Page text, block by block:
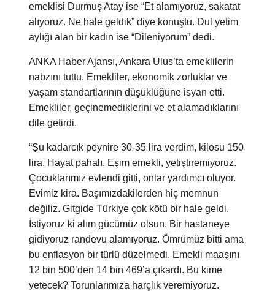
emeklisi Durmuş Atay ise “Et alamıyoruz, sakatat
alıyoruz. Ne hale geldik” diye konuştu. Dul yetim
aylığı alan bir kadın ise “Dileniyorum” dedi.
ANKA Haber Ajansı, Ankara Ulus’ta emeklilerin
nabzını tuttu. Emekliler, ekonomik zorluklar ve
yaşam standartlarının düşüklüğüne isyan etti.
Emekliler, geçinemediklerini ve et alamadıklarını
dile getirdi.
“Şu kadarcık peynire 30-35 lira verdim, kilosu 150
lira. Hayat pahalı. Eşim emekli, yetiştiremiyoruz.
Çocuklarımız evlendi gitti, onlar yardımcı oluyor.
Evimiz kira. Başımızdakilerden hiç memnun
değiliz. Gitgide Türkiye çok kötü bir hale geldi.
İstiyoruz ki alım gücümüz olsun. Bir hastaneye
gidiyoruz randevu alamıyoruz. Ömrümüz bitti ama
bu enflasyon bir türlü düzelmedi. Emekli maaşını
12 bin 500’den 14 bin 469’a çıkardı. Bu kime
yetecek? Torunlarımıza harçlık veremiyoruz.